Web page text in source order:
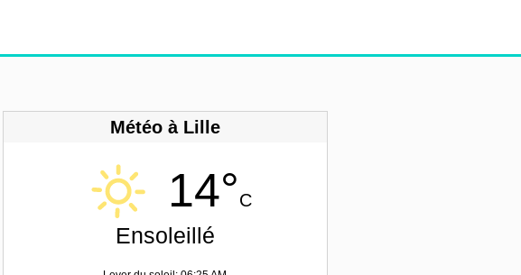
Météo à Lille
14°C
Ensoleillé